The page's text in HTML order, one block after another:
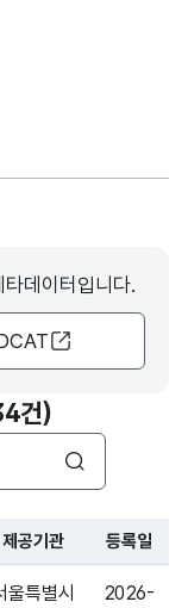
데이터입니다.
건)
검색
등록일로 구성되어있
제공기관 등록일
울특별시 2026-